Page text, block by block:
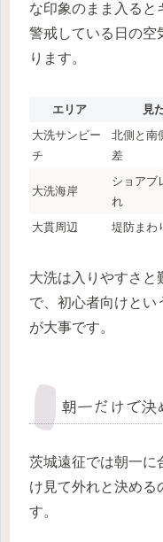
な印象のまま入ると
警戒している日の空
ります。
エリア 見
大洗サンビー
チ
北側と南
差
大洗海岸
ショアブ
れ
大貫周辺
堤防まわ
大洗は入りやすさと
で、初心者向けとい
が大事です。
朝一だけで決
茨城遠征では朝一に
け見て外れと決める
す。